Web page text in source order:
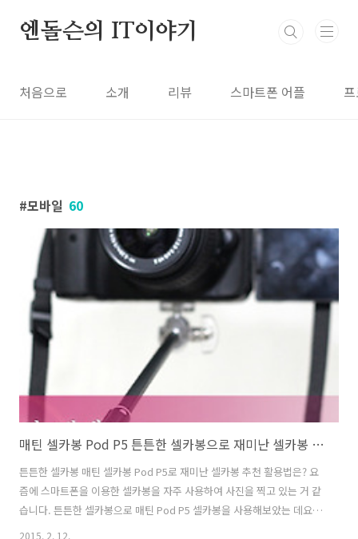
엔돌슨의 IT이야기
처음으로 소개 리뷰 스마트폰 어플
모바일 60
매틴 셀카봉 Pod P5 튼튼한 셀카봉으로 재미난 셀카봉 추천 활용법
튼튼한 셀카봉 매틴 셀카봉 Pod P5로 재미난 셀카봉 추천 활용법은? 요
즘에 스마트폰을 이용한 셀카봉을 자주 사용하여 사진을 찍고 있는 거 같
습니다. 튼튼한 셀카봉으로 매틴 Pod P5 셀카봉을 사용해보았는 데요.
정말 스마트폰 셀카봉으로 좋은 제품인거 같습니다. 사실 이전에 이어폰,
2015. 2. 12.